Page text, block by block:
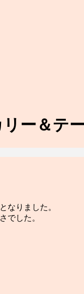
ー＆テ
なりました。
でした。